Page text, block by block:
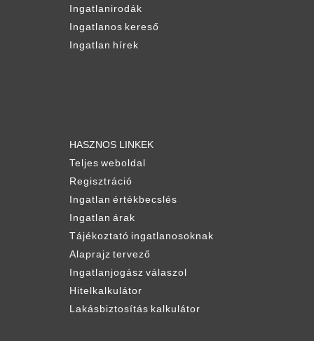
Ingatlanirodák
Ingatlanos kereső
Ingatlan hírek
HASZNOS LINKEK
Teljes weboldal
Regisztráció
Ingatlan értékbecslés
Ingatlan árak
Tájékoztató ingatlanosoknak
Alaprajz tervező
Ingatlanjogász válaszol
Hitelkalkulátor
Lakásbiztosítás kalkulátor